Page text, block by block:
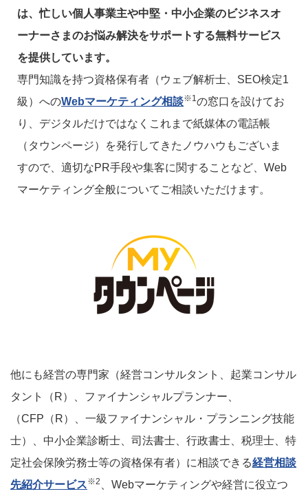
は、忙しい個人事業主や中堅・中小企業のビジネスオ
ーナーさまのお悩み解決をサポートする無料サービス
を提供しています。
専門知識を持つ資格保有者（ウェブ解析士、SEO検定1
級）へのWebマーケティング相談※1の窓口を設けてお
り、デジタルだけではなくこれまで紙媒体の電話帳
（タウンページ）を発行してきたノウハウもございま
すので、適切なPR手段や集客に関することなど、Web
マーケティング全般についてご相談いただけます。
他にも経営の専門家（経営コンサルタント、起業コンサル
タント（R）、ファイナンシャルプランナー、
（CFP（R）、一級ファイナンシャル・プランニング技能
士）、中小企業診断士、司法書士、行政書士、税理士、特
定社会保険労務士等の資格保有者）に相談できる経営相談
先紹介サービス※2
、Webマーケティングや経営に役立つ